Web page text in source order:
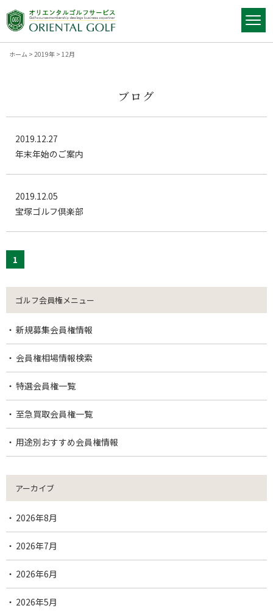
ホーム > 2019年 > 12月
ブログ
2019.12.27
年末年始のご案内
2019.12.05
宝塚ゴルフ倶楽部
1
ゴルフ会員権メニュー
新規募集会員権情報
会員権相場情報検索
特選会員権一覧
至急買取会員権一覧
用途別おすすめ会員権情報
アーカイブ
2026年8月
2026年7月
2026年6月
2026年5月